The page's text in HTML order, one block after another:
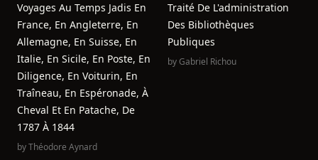
Voyages Au Temps Jadis En
France, En Angleterre, En
Allemagne, En Suisse, En
Italie, En Sicile, En Poste, En
Diligence, En Voiturin, En
Traîneau, En Espéronade, À
Cheval Et En Patache, De
1787 À 1844
byThéodore Aynard
Traité De L'administration
Des Bibliothèques
Publiques
byGabriel Richou